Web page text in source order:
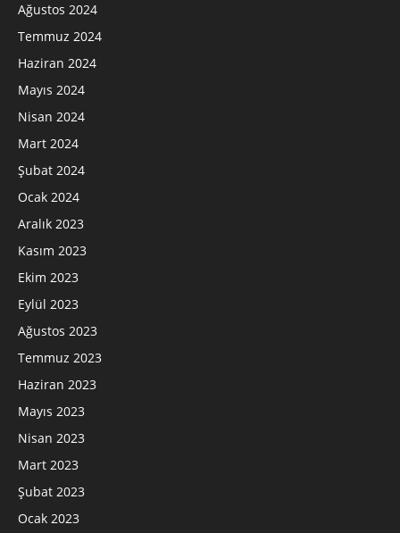
Ağustos 2024
Temmuz 2024
Haziran 2024
Mayıs 2024
Nisan 2024
Mart 2024
Şubat 2024
Ocak 2024
Aralık 2023
Kasım 2023
Ekim 2023
Eylül 2023
Ağustos 2023
Temmuz 2023
Haziran 2023
Mayıs 2023
Nisan 2023
Mart 2023
Şubat 2023
Ocak 2023